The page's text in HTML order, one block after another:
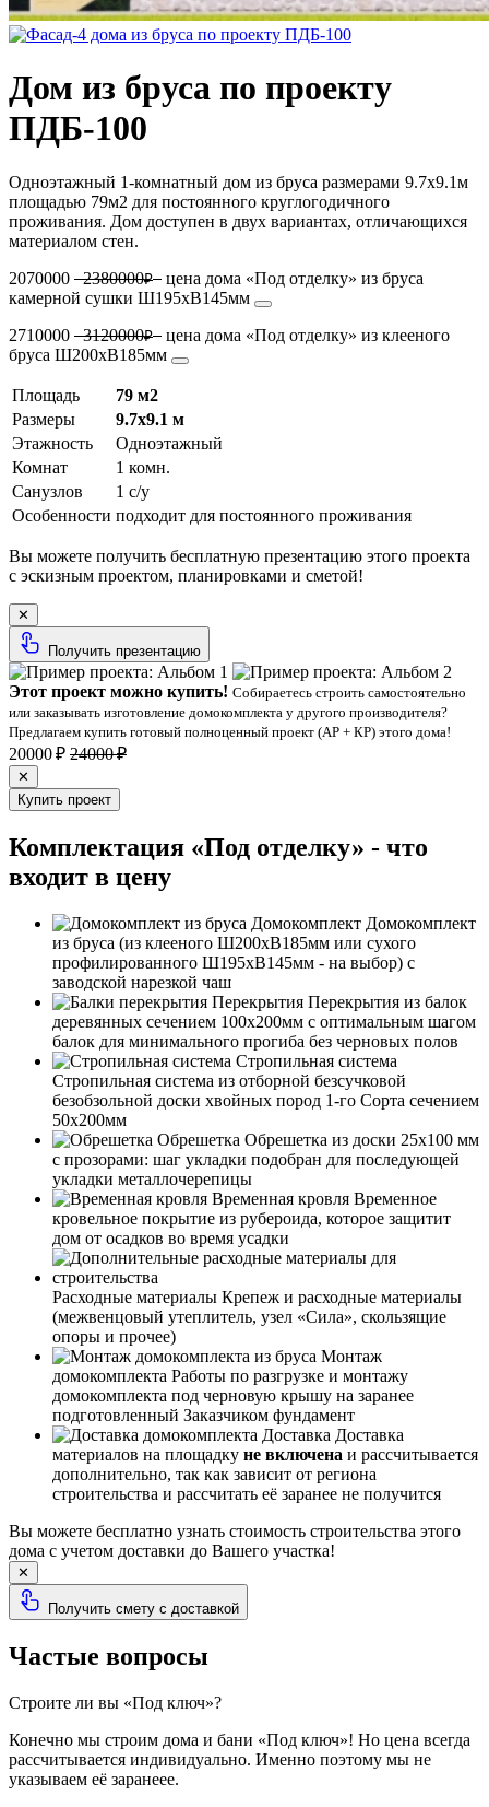
Дом из бруса по проекту
ПДБ-100
Одноэтажный 1-комнатный дом из бруса размерами 9.7х9.1м
площадью 79м2 для постоянного круглогодичного
проживания. Дом доступен в двух вариантах, отличающихся
материалом стен.
2070000 2380000₽
цена дома «Под отделку» из бруса
камерной сушки Ш195хВ145мм
2710000 3120000₽
цена дома «Под отделку» из клееного
бруса Ш200хВ185мм
Площадь
79 м2
Размеры
9.7х9.1 м
Этажность
Одноэтажный
Комнат
1 комн.
Санузлов
1 с/у
Особенности подходит для постоянного проживания
Вы можете получить бесплатную презентацию этого проекта
с эскизным проектом, планировками и сметой!
✕
Получить презентацию
Этот проект можно купить! Собираетесь строить самостоятельно
или заказывать изготовление домокомплекта у другого производителя?
Предлагаем купить готовый полноценный проект (АР + КР) этого дома!
20000 ₽ 24000 ₽
✕
Купить проект
Комплектация «Под отделку» - что
входит в цену
Домокомплект Домокомплект
из бруса (из клееного Ш200хВ185мм или сухого
профилированного Ш195хВ145мм - на выбор) с
заводской нарезкой чаш
Перекрытия Перекрытия из балок
деревянных сечением 100х200мм с оптимальным шагом
балок для минимального прогиба без черновых полов
Стропильная система
Стропильная система из отборной безсучковой
безобзольной доски хвойных пород 1-го Сорта сечением
50х200мм
Обрешетка Обрешетка из доски 25х100 мм
с прозорами: шаг укладки подобран для последующей
укладки металлочерепицы
Временная кровля Временное
кровельное покрытие из рубероида, которое защитит
дом от осадков во время усадки
Расходные материалы Крепеж и расходные материалы
(межвенцовый утеплитель, узел «Сила», скользящие
опоры и прочее)
Монтаж
домокомплекта Работы по разгрузке и монтажу
домокомплекта под черновую крышу на заранее
подготовленный Заказчиком фундамент
Доставка Доставка
материалов на площадку не включена и рассчитывается
дополнительно, так как зависит от региона
строительства и рассчитать её заранее не получится
Вы можете бесплатно узнать стоимость строительства этого
дома с учетом доставки до Вашего участка!
✕
Получить смету с доставкой
Частые вопросы
Строите ли вы «Под ключ»?
Конечно мы строим дома и бани «Под ключ»! Но цена всегда
рассчитывается индивидуально. Именно поэтому мы не
указываем её заранеее.